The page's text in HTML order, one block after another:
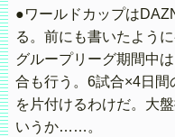
●ワールドカップは
る。前にも書いたよう
グループリーグ期間中
合も行う。6試合×4日
を片付けるわけだ。大
いうか……。